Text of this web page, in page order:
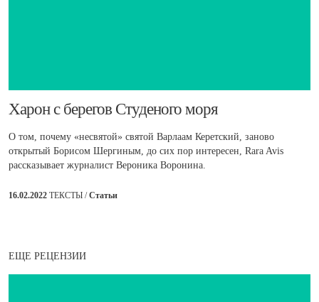
Харон с берегов Студеного моря
О том, почему «несвятой» святой Варлаам Керетский, заново
открытый Борисом Шергиным, до сих пор интересен, Rara Avis
рассказывает журналист Вероника Воронина.
16.02.2022 ТЕКСТЫ /Статьи
ЕЩЕ РЕЦЕНЗИИ